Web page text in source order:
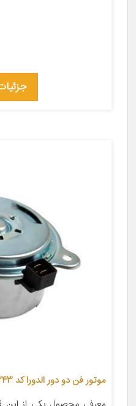
موتور فن دو دور الدورا کد 87031243 مناسب برای زانتیا